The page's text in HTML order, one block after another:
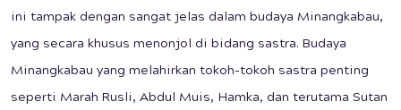
ini tampak dengan sangat jelas dalam budaya Minangkabau,
yang secara khusus menonjol di bidang sastra. Budaya
Minangkabau yang melahirkan tokoh-tokoh sastra penting
seperti Marah Rusli, Abdul Muis, Hamka, dan terutama Sutan